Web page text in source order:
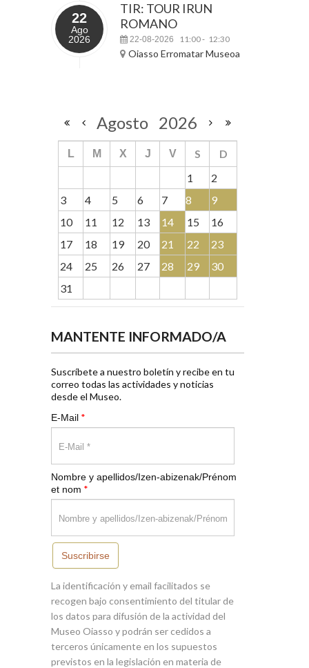
22
Ago
2026
TIR: TOUR IRUN
ROMANO
22-08-2026 11:00- 12:30
Oiasso Erromatar Museoa
Agosto 2026
L M X J V S
D
1
2
3
4 5 6 7 8
9
10
11 12 13 14 15
16
17
18 19 20 21 22
23
24
25 26 27 28 29
30
31
MANTENTE INFORMADO/A
Suscríbete a nuestro boletín y recibe en tu
correo todas las actividades y noticias
desde el Museo.
E-Mail *
Nombre y apellidos/Izen-abizenak/Prénom
et nom *
Suscribirse
La identificación y email facilitados se
recogen bajo consentimiento del titular de
los datos para difusión de la actividad del
Museo Oiasso y podrán ser cedidos a
terceros únicamente en los supuestos
previstos en la legislación en materia de